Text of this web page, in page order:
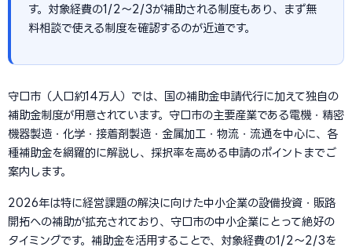
す。対象経費の1/2〜2/3が補助される制度もあり、まず無
料相談で使える制度を確認するのが近道です。
守口市（人口約14万人）では、国の補助金申請代行に加えて独自の
補助金制度が用意されています。守口市の主要産業である電機・精密
機器製造・化学・接着剤製造・金属加工・物流・流通を中心に、各
種補助金を網羅的に解説し、採択率を高める申請のポイントまでご
案内します。
2026年は特に経営課題の解決に向けた中小企業の設備投資・販路
開拓への補助が拡充されており、守口市の中小企業にとって絶好の
タイミングです。補助金を活用することで、対象経費の1/2〜2/3を